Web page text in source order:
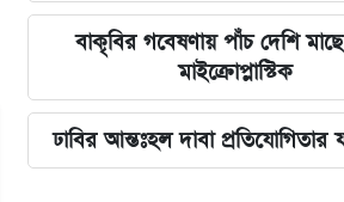
বাকৃবির গবেষণায় পাঁচ দেশি
মাইক্রোপ্লাস্টিক
ঢাবির আন্তঃহল দাবা প্রতিযোগিতার